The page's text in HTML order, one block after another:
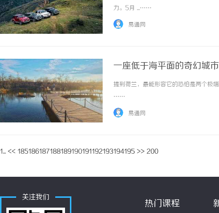
力。5月 ...……
易通网
一座低于海平面的奇幻城
提到荷兰，最能形容它的恐怕是两个极
……
易通网
1... << 185186187188189190191192193194195 >> 200
关注我们
热门课程